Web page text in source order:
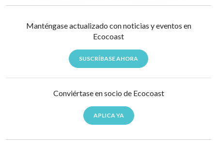
Manténgase actualizado con noticias y eventos en
Ecocoast
SUSCRÍBASE AHORA
Conviértase en socio de Ecocoast
APLICA YA